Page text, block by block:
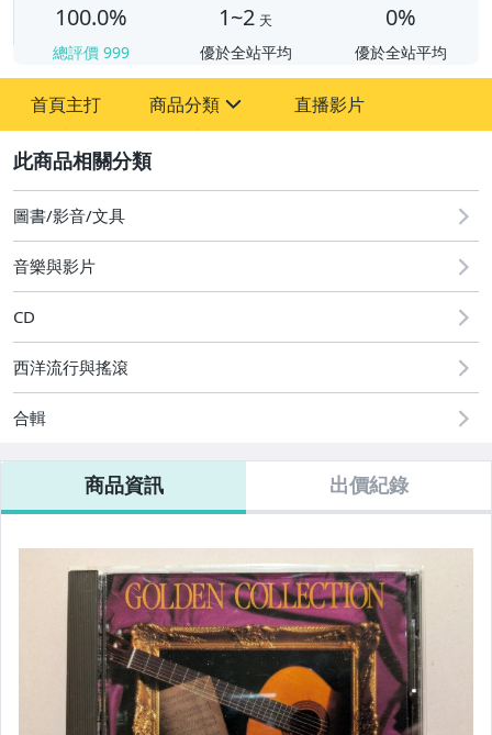
100.0%
總評價 999
1~2 天
優於全站平均
0%
優於全站平均
首頁主打 商品分類
圖書/影音/文具
家電與影音視聽
直播影片
圖書/影音/文具
音樂與影片
CD
西洋流行與搖滾
合輯
商品資訊 出價紀錄